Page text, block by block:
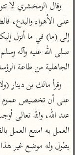
عامّة
تفسير السمعاني
تفسير مكّي
محاسن التأويل
للقاسمي
تفسير الثعالبي
تفسير السمرقندي
تفسير الثعلبي
الجاهلية من طاعة
يطول وله موضع غير